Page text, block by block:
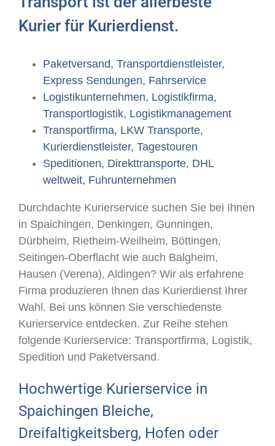
Kurier für Kurierdienst.
Paketversand, Transportdienstleister,
Express Sendungen, Fahrservice
Logistikunternehmen, Logistikfirma,
Transportlogistik, Logistikmanagement
Transportfirma, LKW Transporte,
Kurierdienstleister, Tagestouren
Speditionen, Direkttransporte, DHL
weltweit, Fuhrunternehmen
Durchdachte Kurierservice suchen Sie bei Ihnen
in Spaichingen, Denkingen, Gunningen,
Dürbheim, Rietheim-Weilheim, Böttingen,
Seitingen-Oberflacht wie auch Balgheim,
Hausen (Verena), Aldingen? Wir als erfahrene
Firma produzieren Ihnen das Kurierdienst Ihrer
Wahl. Bei uns können Sie verschiedenste
Kurierservice entdecken. Zur Reihe stehen
folgende Kurierservice: Transportfirma, Logistik,
Spedition und Paketversand.
Hochwertige Kurierservice in
Spaichingen Bleiche,
Dreifaltigkeitsberg, Hofen oder